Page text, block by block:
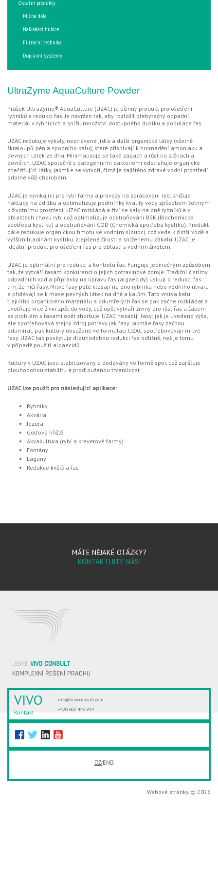
Ostatní produkty
Mlžná děla
Nakládací hubice
Filtrační technika
Dopravní systémy
UltraZyme AquaCulture Powder
Prášek UltraZyme® AquaCulture (UZAC) je účinný produkt pro ošetření
rybníků a redukci řas. Je navržen tak, aby rozložil přebytečný odpadní
materiál v rybnících a snížil množství dostupného dusíku a populace řas.
UZAC redukuje výkaly, nestrávené jídlo a další organické látky (včetně
škraloupů, pěn a spodního kalu), které přispívají k hromadění amoniaku a
pevných látek ze dna. Minimalizuje se také zápach a růst na stěnách a
površích. UZAC společně s patogenními bakteriemi odstraňuje organické
znečišťující látky, jakmile se vytvoří, čímž je zajištěno zdravé vodní prostředí
odolné vůči chorobám.
UZAC je vynikající pro rybí farmy a provozy na zpracování ryb, snižuje
náklady na údržbu a optimalizuje podmínky kvality vody způsobem šetrným
k životnímu prostředí. UZAC rozkládá a živí se kaly na dně rybníků a v
oblastech chovu ryb, což optimalizuje odstraňování BSK (Biochemická
spotřeba kyslíku) a odstraňování COD (Chemická spotřeba kyslíku). Produkt
dále redukuje organickou hmotu ve vodním sloupci, což vede k čistší vodě a
vyšším hladinám kyslíku, zlepšené čirosti a sníženému zákalu. UZAC je
ideální produkt pro ošetření řas pro oblasti s vodním životem.
UZAC je optimální pro redukci a kontrolu řas. Funguje jedinečným způsobem
tak, že vytváří řasám konkurenci o jejich potravinové zdroje. Tradiční čistírny
odpadních vod a přípravky na úpravu řas (algaecidy) usilují o redukci řas
tím, že ničí řasy. Mrtvé řasy poté klesají na dno rybníka nebo vodního útvaru
a přidávají se k mase pevných látek na dně a kalům. Tato vrstva kalu
tlejícího organického materiálu a odumřelých řas se pak začne rozkládat a
uvolňuje více živin zpět do vody, což opět vytváří živiny pro růst řas a časem
se problém s řasami opět zhoršuje. UZAC nezabíjí řasy; jak je uvedeno výše,
ale spotřebovává stejný zdroj potravy jak řasy. Jakmile řasy začnou
odumírat, pak kultury obsažené ve formulaci UZAC spotřebovávají mrtvé
řasy. UZAC tak poskytuje dlouhodobou redukci řas odlišně, než je tomu
v případě použití algaecidů.
Kultury v UZAC jsou stabilizovány a dodávány ve formě spór, což zajišťuje
dlouhodobou stabilitu a prodlouženou trvanlivost.
UZAC lze použít pro následující aplikace:
Rybníky
Akvária
Jezera
Golfová hřiště
Akvakultura (rybí a krevetové farmy)
Fontány
Laguny
Redukce květů a řas
MÁTE NĚJAKÉ OTÁZKY?
KONTAKTUJTE NÁS!
JSME VIVO CONSULT
KOMPLEXNÍ ŘEŠENÍ PRACHU
VIVO
Kontakt
info@vivoconsult.com
+420 602 443 914
CZENG
Webové stránky © 2026